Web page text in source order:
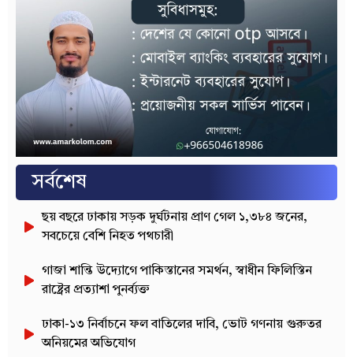
সর্বশেষ
ছয় বছরে ঢাকায় সড়ক দুর্ঘটনায় প্রাণ গেল ১,৩৮৪ জনের,
সবচেয়ে বেশি নিহত পথচারী
গাজা শান্তি উদ্যোগে পাকিস্তানের সমর্থন, স্বাধীন ফিলিস্তিন
রাষ্ট্রের প্রত্যাশা পুনর্ব্যক্ত
ঢাকা-১৩ নির্বাচনে ফল বাতিলের দাবি, ভোট গণনায় গুরুতর
অনিয়মের অভিযোগ